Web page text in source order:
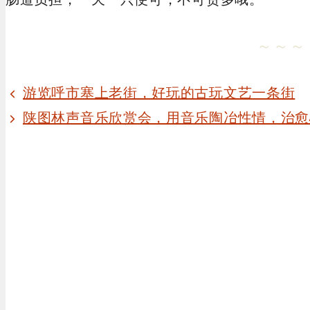
～～～
游览呼市塞上老街，好玩的古玩文艺一条街
陕图林声音乐欣赏会，用音乐陶冶性情，治